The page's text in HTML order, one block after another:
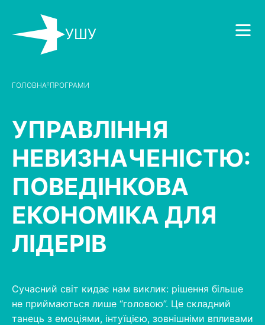
УШУ
ГОЛОВНА ПРОГРАМИ
УПРАВЛІННЯ
НЕВИЗНАЧЕНІСТЮ:
ПОВЕДІНКОВА
ЕКОНОМІКА ДЛЯ
ЛІДЕРІВ
Сучасний світ кидає нам виклик: рішення більше
не приймаються лише “головою”. Це складний
танець з емоціями, інтуїцією, зовнішніми впливами